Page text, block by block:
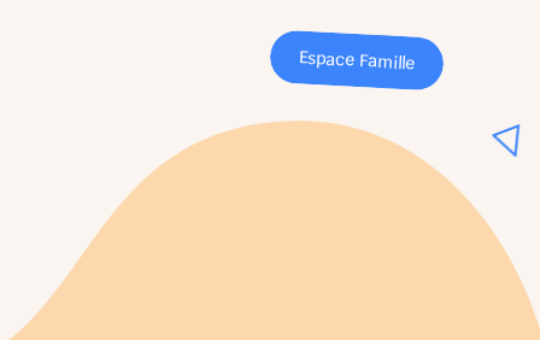
Espace Famille